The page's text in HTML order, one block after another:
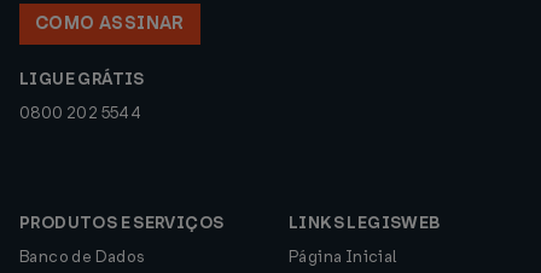
COMO ASSINAR
LIGUE GRÁTIS
0800 202 5544
PRODUTOS E SERVIÇOS
Banco de Dados
LINKS LEGISWEB
Página Inicial